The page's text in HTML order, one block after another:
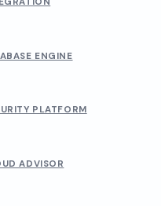
ENGINE
PLATFORM
ADVISOR